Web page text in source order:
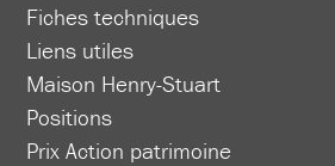
Fiches techniques
Liens utiles
Maison Henry-Stuart
Positions
Prix Action patrimoine